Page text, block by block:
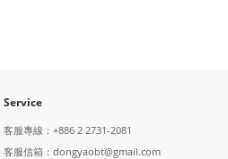
Service
客服專線：+886 2 2731-2081
客服信箱：dongyaobt@gmail.com